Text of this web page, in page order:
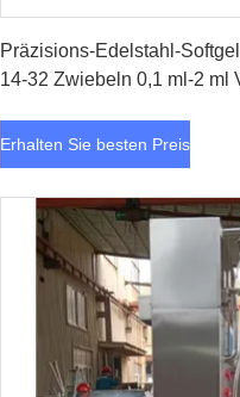
Präzisions-Edelstahl-
14-32 Zwiebeln 0,1 ml-2 ml
Erhalten Sie besten Preis